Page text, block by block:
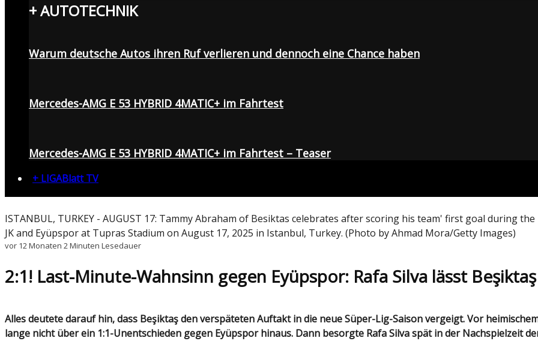
+ AUTOTECHNIK
Warum deutsche Autos ihren Ruf verlieren und dennoch eine Chance haben
Mercedes-AMG E 53 HYBRID 4MATIC+ im Fahrtest
Mercedes-AMG E 53 HYBRID 4MATIC+ im Fahrtest – Teaser
+ LIGABlatt TV
ISTANBUL, TURKEY - AUGUST 17: Tammy Abraham of Besiktas celebrates after scoring his team' first goal during
JK and Eyüpspor at Tupras Stadium on August 17, 2025 in Istanbul, Turkey. (Photo by Ahmad Mora/Getty Images)
vor 12 Monaten 2 Minuten Lesedauer
2:1! Last-Minute-Wahnsinn gegen Eyüpspor: Rafa Silva lässt
Alles deutete darauf hin, dass Beşiktaş den verspäteten Auftakt in die neue Süper-Lig-Saison vergeigt. Vor heimischem Publikum kamen die "Schwarzen Adler"
lange nicht über ein 1:1-Unentschieden gegen Eyüpspor hinaus. Dann besorgte Rafa Silva spät in der Nachspielzeit